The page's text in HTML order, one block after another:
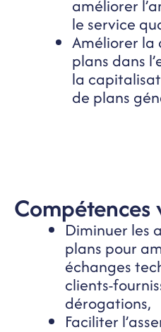
améliorer
le service
Améliorer la
plans dans
la
de plans
Compétences
Diminuer les
plans pour
échanges
clients-
dérogations,
Faciliter